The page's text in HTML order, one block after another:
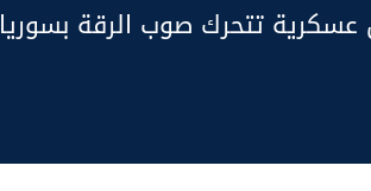
عسكرية تتحرك صوب الرقة بسوريا